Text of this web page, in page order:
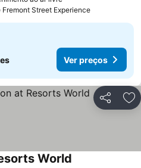
Street Experience
Ver preços
Partilhar
World